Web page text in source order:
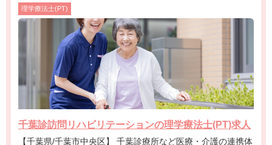
理学療法士(PT)
千葉診訪問リハビリテーションの理学療法士(PT)求人
【千葉県/千葉市中央区】 千葉診療所など医療・介護の連携体